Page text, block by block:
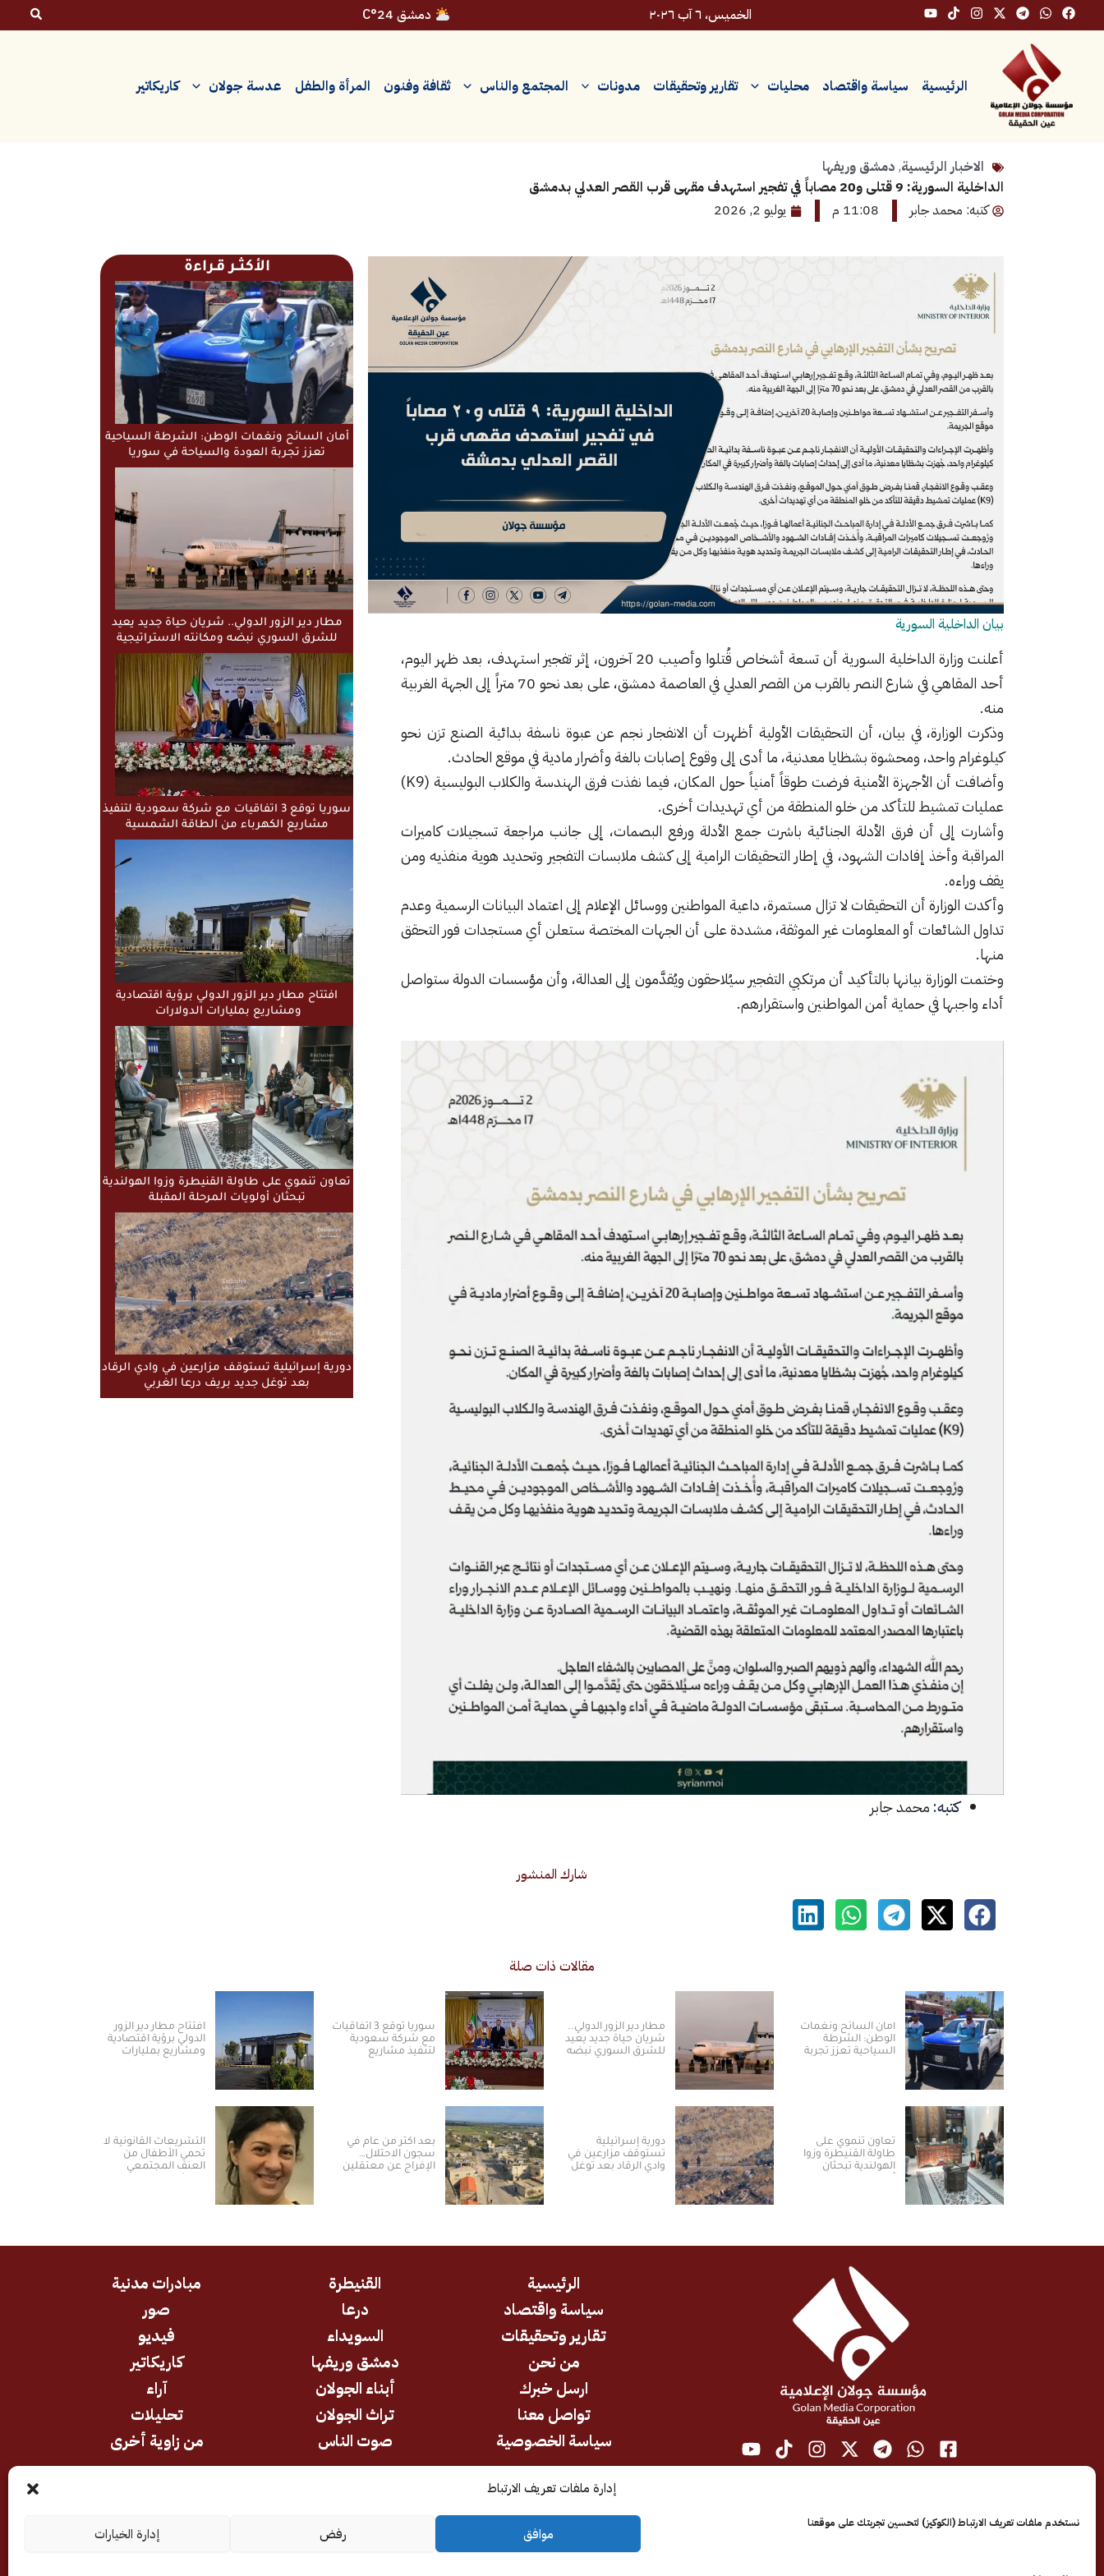
إدارة ملفات تعريف الارتباط
نستخدم ملفات تعريف الارتباط (الكوكيز) لتحسين تجربتك على موقعنا
موافق رفض إدارة الخيارات
تخطي
إلى
الخميس، ٦ آب ٢٠٢٦ دمشق 24°C
الرئيسية سياسة واقتصاد محليات تقارير وتحقيقات مدونات المجتمع والناس ثقافة وفنون المرأة والطفل عدسة جولان كاريكاتير
الاخبار الرئيسية, دمشق وريفها
الداخلية السورية: 9 قتلى و20 مصاباً في تفجير استهدف مقهى قرب القصر العدلي بدمشق
كتبه: محمد جابر
11:08 م يوليو 2, 2026
بيان الداخلية السورية
أعلنت وزارة الداخلية السورية أن تسعة أشخاص قُتلوا وأصيب 20 آخرون، إثر تفجير استهدف، بعد ظهر اليوم،
أحد المقاهي في شارع النصر بالقرب من القصر العدلي في العاصمة دمشق، على بعد نحو 70 متراً إلى الجهة الغربية
منه.
وذكرت الوزارة، في بيان، أن التحقيقات الأولية أظهرت أن الانفجار نجم عن عبوة ناسفة بدائية الصنع تزن نحو
كيلوغرام واحد، ومحشوة بشظايا معدنية، ما أدى إلى وقوع إصابات بالغة وأضرار مادية في موقع الحادث.
وأضافت أن الأجهزة الأمنية فرضت طوقاً أمنياً حول المكان، فيما نفذت فرق الهندسة والكلاب البوليسية (K9)
عمليات تمشيط للتأكد من خلو المنطقة من أي تهديدات أخرى.
وأشارت إلى أن فرق الأدلة الجنائية باشرت جمع الأدلة ورفع البصمات، إلى جانب مراجعة تسجيلات كاميرات
المراقبة وأخذ إفادات الشهود، في إطار التحقيقات الرامية إلى كشف ملابسات التفجير وتحديد هوية منفذيه ومن
يقف وراءه.
وأكدت الوزارة أن التحقيقات لا تزال مستمرة، داعية المواطنين ووسائل الإعلام إلى اعتماد البيانات الرسمية وعدم
تداول الشائعات أو المعلومات غير الموثقة، مشددة على أن الجهات المختصة ستعلن أي مستجدات فور التحقق
منها.
وختمت الوزارة بيانها بالتأكيد أن مرتكبي التفجير سيُلاحقون ويُقدَّمون إلى العدالة، وأن مؤسسات الدولة ستواصل
أداء واجبها في حماية أمن المواطنين واستقرارهم.
كتبه: محمد جابر
الأكثــر قـراءة
أمان السائح ونغمات الوطن: الشرطة السياحية
تعزز تجربة العودة والسياحة في سوريا
مطار دير الزور الدولي.. شريان حياة جديد يعيد
للشرق السوري نبضه ومكانته الاستراتيجية
سوريا توقع 3 اتفاقيات مع شركة سعودية لتنفيذ
مشاريع الكهرباء من الطاقة الشمسية
افتتاح مطار دير الزور الدولي برؤية اقتصادية
ومشاريع بمليارات الدولارات ​
تعاون تنموي على طاولة القنيطرة وزوا الهولندية
تبحثان أولويات المرحلة المقبلة
دورية إسرائيلية تستوقف مزارعين في وادي الرقاد
بعد توغل جديد بريف درعا الغربي
شارك المنشور
مقالات ذات صلة
أمان السائح ونغمات
الوطن: الشرطة
السياحية تعزز تجربة
مطار دير الزور الدولي..
شريان حياة جديد يعيد
للشرق السوري نبضه
سوريا توقع 3 اتفاقيات
مع شركة سعودية
لتنفيذ مشاريع
افتتاح مطار دير الزور
الدولي برؤية اقتصادية
ومشاريع بمليارات
تعاون تنموي على
طاولة القنيطرة وزوا
الهولندية تبحثان
دورية إسرائيلية
تستوقف مزارعين في
وادي الرقاد بعد توغل
بعد أكثر من عام في
سجون الاحتلال…
الإفراج عن معتقلين
التشريعات القانونية لا
تحمي الأطفال من
العنف المجتمعي
الرئيسية
سياسة واقتصاد
تقارير وتحقيقات
من نحن
ارسل خبرك
تواصل معنا
سياسة الخصوصية
القنيطرة
درعا
السويداء
دمشق وريفها
أبناء الجولان
تراث الجولان
صوت الناس
مبادرات مدنية
صور
فيديو
كاريكاتير
آراء
تحليلات
من زاوية أخرى
كل الآراء والتحليلات تعبر عن رأي أصحابها وليس بالضرورة عن رأي وتوجه
المؤسسة